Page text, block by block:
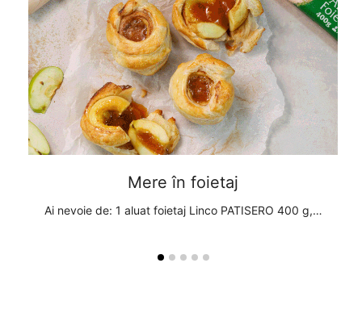
Mere în foietaj
Ai nevoie de: 1 aluat foietaj Linco PATISERO 400 g,…